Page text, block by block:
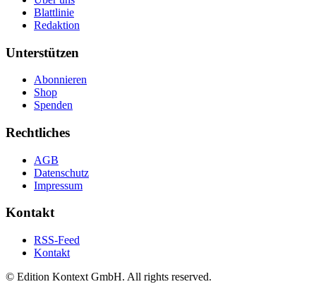
Blattlinie
Redaktion
Unterstützen
Abonnieren
Shop
Spenden
Rechtliches
AGB
Datenschutz
Impressum
Kontakt
RSS-Feed
Kontakt
© Edition Kontext GmbH. All rights reserved.